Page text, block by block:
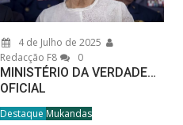
4 de Julho de 2025
Redacção F8
0
MINISTÉRIO DA VERDADE…
OFICIAL
Destaque Mukandas